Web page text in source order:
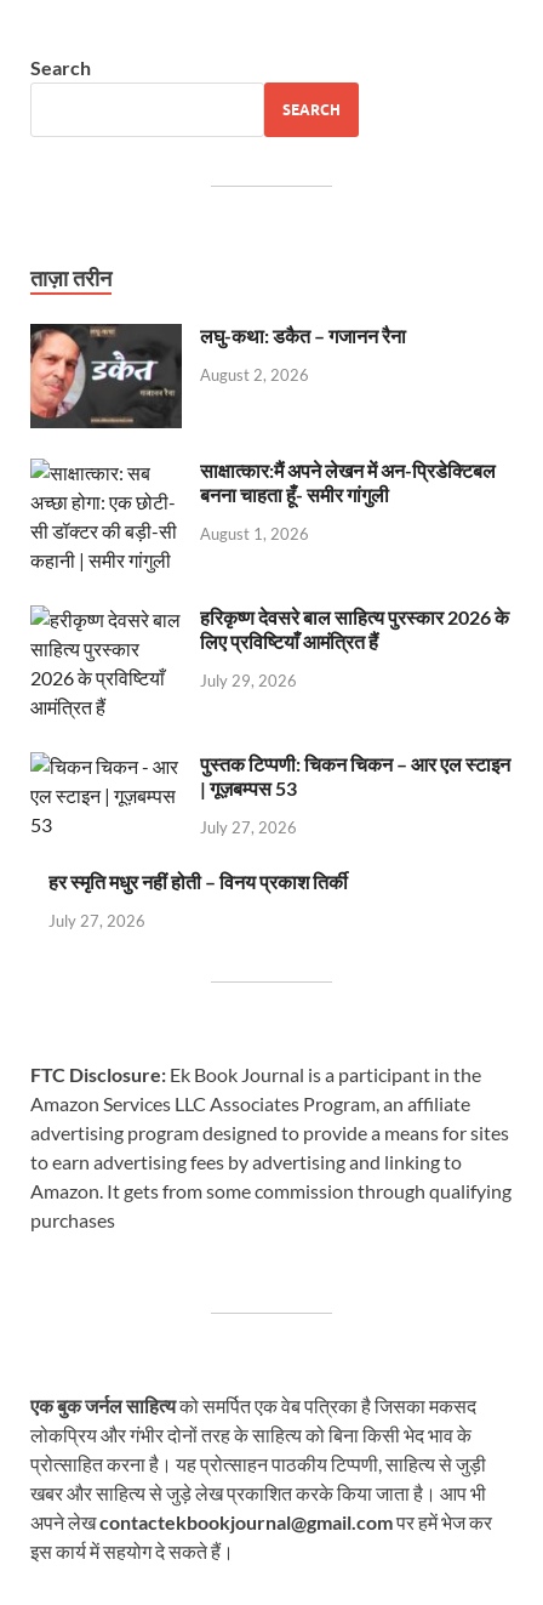
Search
SEARCH
ताज़ा तरीन
लघु-कथा: डकैत – गजानन रैना
August 2, 2026
साक्षात्कार:मैं अपने लेखन में अन-प्रिडेक्टिबल
बनना चाहता हूँ- समीर गांगुली
August 1, 2026
हरिकृष्ण देवसरे बाल साहित्य पुरस्कार 2026 के
लिए प्रविष्टियाँ आमंत्रित हैं
July 29, 2026
पुस्तक टिप्पणी: चिकन चिकन – आर एल स्टाइन
| गूज़बम्पस 53
July 27, 2026
हर स्मृति मधुर नहीं होती – विनय प्रकाश तिर्की
July 27, 2026
FTC Disclosure: Ek Book Journal is a participant in the
Amazon Services LLC Associates Program, an affiliate
advertising program designed to provide a means for sites
to earn advertising fees by advertising and linking to
Amazon. It gets from some commission through qualifying
purchases
एक बुक जर्नल साहित्यको समर्पित एक वेब पत्रिका है जिसका मकसद
लोकप्रिय और गंभीर दोनों तरह के साहित्य को बिना किसी भेद भाव के
प्रोत्साहित करना है। यह प्रोत्साहन पाठकीय टिप्पणी, साहित्य से जुड़ी
खबर और साहित्य से जुड़े लेख प्रकाशित करके किया जाता है। आप भी
अपने लेखcontactekbookjournal@gmail.comपर हमें भेज कर
इस कार्य में सहयोग दे सकते हैं।